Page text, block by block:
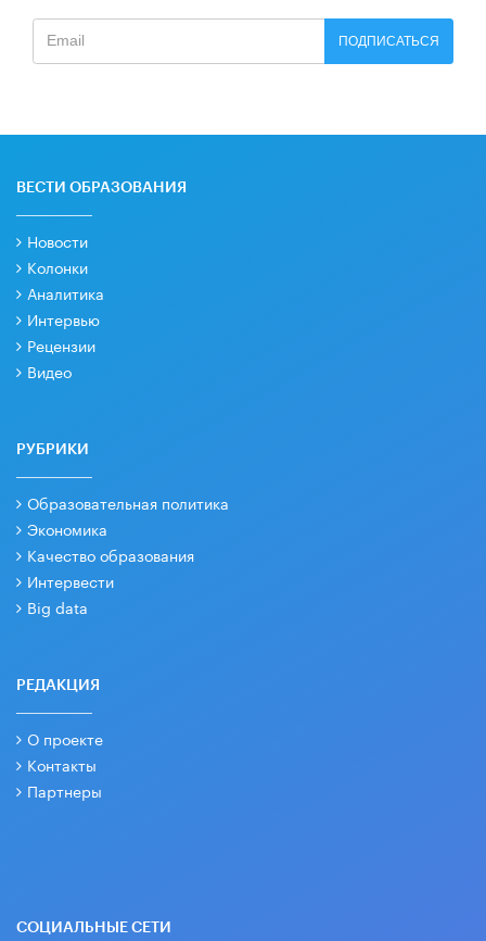
ПОДПИСАТЬСЯ
ВЕСТИ ОБРАЗОВАНИЯ
Новости
Колонки
Аналитика
Интервью
Рецензии
Видео
РУБРИКИ
Образовательная политика
Экономика
Качество образования
Интервести
Big data
РЕДАКЦИЯ
О проекте
Контакты
Партнеры
СОЦИАЛЬНЫЕ СЕТИ